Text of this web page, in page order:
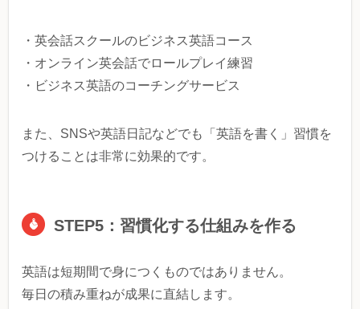
・英会話スクールのビジネス英語コース
・オンライン英会話でロールプレイ練習
・ビジネス英語のコーチングサービス
また、SNSや英語日記などでも「英語を書く」習慣を
つけることは非常に効果的です。
STEP5：習慣化する仕組みを作る
英語は短期間で身につくものではありません。
毎日の積み重ねが成果に直結します。